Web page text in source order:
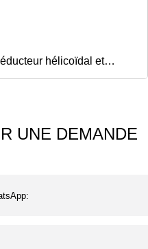
hélicoïdal et
UNE DEMANDE